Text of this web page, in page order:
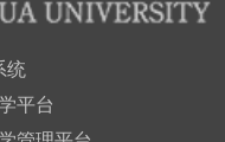
统
平台